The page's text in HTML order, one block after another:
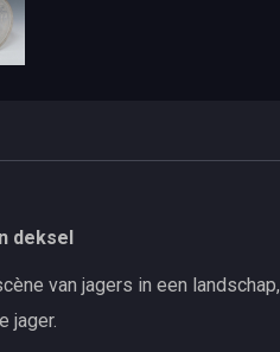
deksel
van jagers in een landschap,
jager.